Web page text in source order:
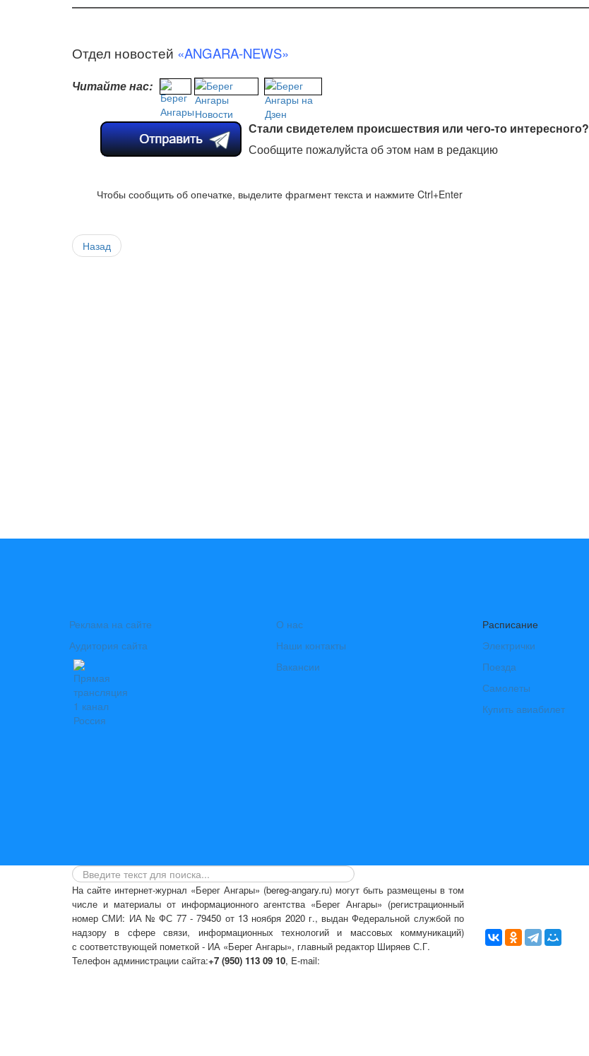
Отдел новостей «ANGARA-NEWS»
Читайте нас:
Стали свидетелем происшествия или чего-то интересного?
Сообщите пожалуйста об этом нам в редакцию
Чтобы сообщить об опечатке, выделите фрагмент текста и нажмите Ctrl+Enter
Назад
Реклама на сайте
Аудитория сайта
О нас
Наши контакты
Вакансии
Расписание
Электрички
Поезда
Самолеты
Купить авиабилет
На сайте интернет-журнал «Берег Ангары» (bereg-angary.ru) могут быть размещены в том
числе и материалы от информационного агентства «Берег Ангары» (регистрационный
номер СМИ: ИА № ФС 77 - 79450 от 13 ноября 2020 г., выдан Федеральной службой по
надзору в сфере связи, информационных технологий и массовых коммуникаций)
с соответствующей пометкой - ИА «Берег Ангары», главный редактор Ширяев С.Г.
Телефон администрации сайта:+7 (950) 113 09 10, E-mail: